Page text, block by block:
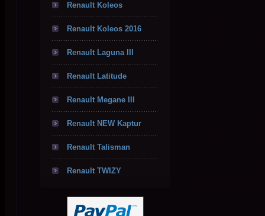
Renault Koleos
Renault Koleos 2016
Renault Laguna III
Renault Latitude
Renault Megane III
Renault NEW Kaptur
Renault Talisman
Renault TWIZY